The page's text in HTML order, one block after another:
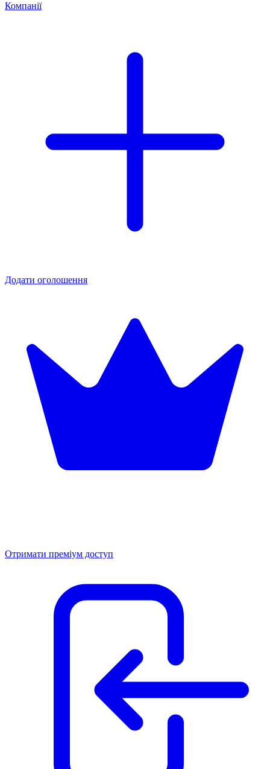
Компанії
Додати оголошення
Отримати преміум доступ